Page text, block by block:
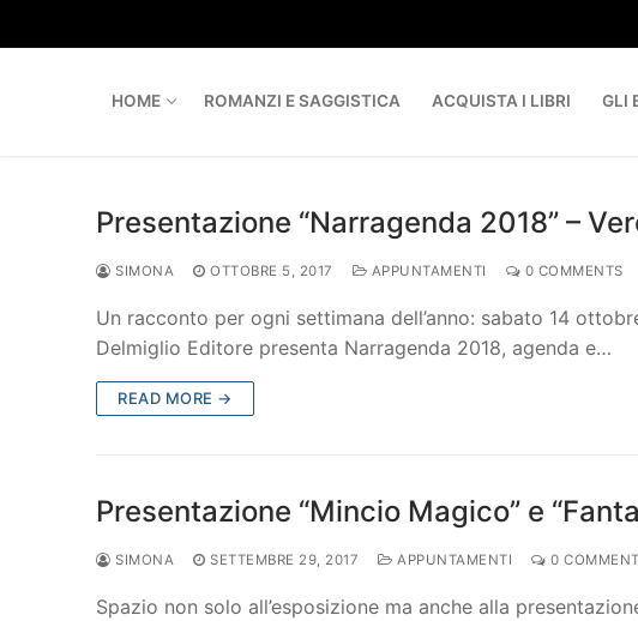
to
HOME ROMANZI E SAGGISTICA ACQUISTA I LIBRI GLI
Presentazione “Narragenda 2018” –
SIMONA OTTOBRE 5, 2017 APPUNTAMENTI 0 COMMENTS
Un racconto per ogni settimana dell’anno: sabato 14
Delmiglio Editore presenta Narragenda 2018, agenda e…
READ MORE →
Presentazione “Mincio Magico” e
SIMONA SETTEMBRE 29, 2017 APPUNTAMENTI 0
Spazio non solo all’esposizione ma anche alla